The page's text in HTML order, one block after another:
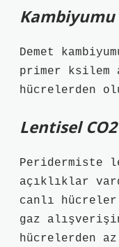
Demet
primer ksilem
hücrelerden
Lentisel CO2
Peridermiste
açıklıklar
canlı
gaz
hücrelerden